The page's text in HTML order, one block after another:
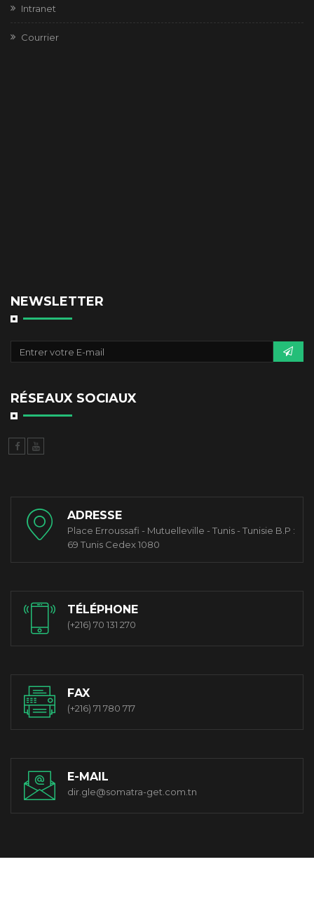
Intranet
Courrier
NEWSLETTER
RÉSEAUX SOCIAUX
ADRESSE
Place Erroussafi - Mutuelleville - Tunis - Tunisie B.P :
69 Tunis Cedex 1080
TÉLÉPHONE
(+216) 70 131 270
FAX
(+216) 71 780 717
E-MAIL
dir.gle@somatra-get.com.tn